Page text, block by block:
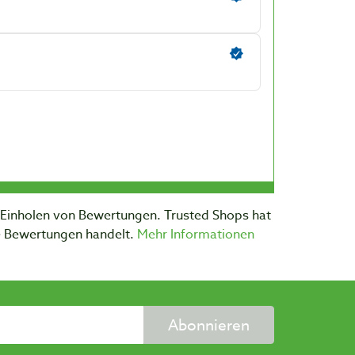
von Bewertungen. Trusted Shops hat
handelt. Mehr Informationen
Abonnieren